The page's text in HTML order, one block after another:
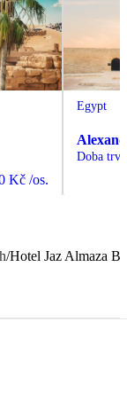
Kč /os.
Egypt
Doba
/Hotel Jaz Almaza